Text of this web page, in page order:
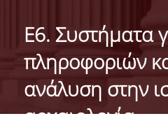
ΜΑΘΗΣΙΑΚΑ
ΔΙΔΑΣΚΟΝΤΕΣ
ΕΞΩΤΕΡΙΚΗ
ΔΙΑΣΦΑΛΙΣΗ
E6. Συστήματα
πληροφοριών
ανάλυση στην
αρχαιολογία